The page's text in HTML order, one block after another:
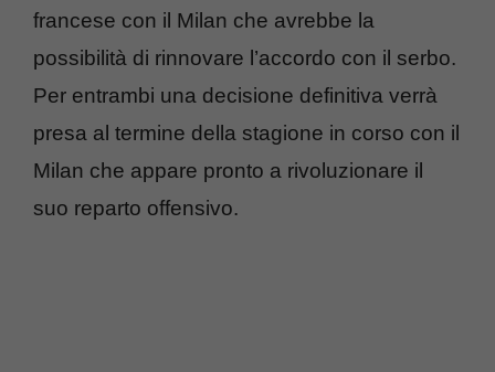
francese con il Milan che avrebbe la
possibilità di rinnovare l’accordo con il serbo.
Per entrambi una decisione definitiva verrà
presa al termine della stagione in corso con il
Milan che appare pronto a rivoluzionare il
suo reparto offensivo.